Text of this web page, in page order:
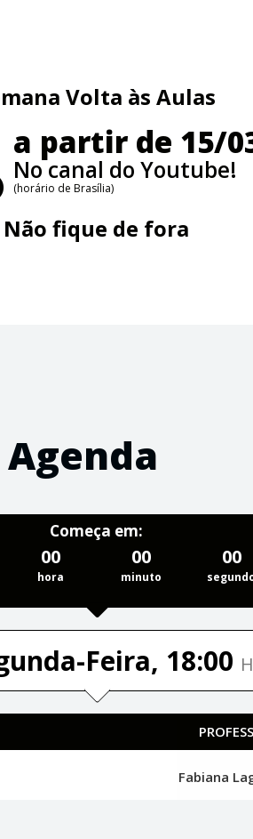
Volta às Aulas
a partir de 15/
No canal do Youtube!
(horário de Brasília)
Não fique de fora
Agenda
Começa em:
00
hora
00
minuto
00
Feira, 18:00
Fabiana